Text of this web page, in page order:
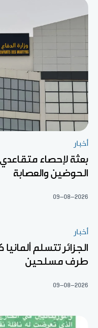
أخبار
بعثة لإحصاء
الحوضين والعصابة
09-08-2026
أخبار
الجزائر تتسلم
طرف مسلحين
09-08-2026